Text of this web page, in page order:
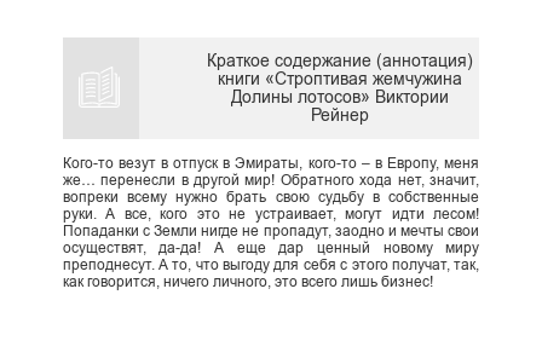
Краткое содержание (аннотация)
книги «Строптивая жемчужина
Долины лотосов» Виктории
Рейнер
Кого-то везут в отпуск в Эмираты, кого-то – в Европу, меня
же… перенесли в другой мир! Обратного хода нет, значит,
вопреки всему нужно брать свою судьбу в собственные
руки. А все, кого это не устраивает, могут идти лесом!
Попаданки с Земли нигде не пропадут, заодно и мечты свои
осуществят, да-да! А еще дар ценный новому миру
преподнесут. А то, что выгоду для себя с этого получат, так,
как говорится, ничего личного, это всего лишь бизнес!